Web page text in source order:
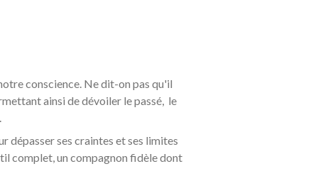
conscience. Ne dit-on pas qu'il
ainsi de dévoiler le passé, le
dépasser ses craintes et ses limites
complet, un compagnon fidèle dont